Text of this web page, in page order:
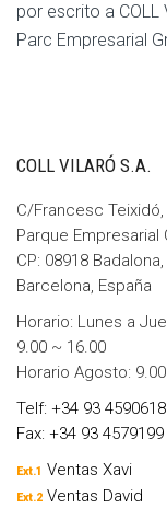
por escrito a COLL
Parc Empresarial
COLL VILARÓ S.A.
C/Francesc Teixidó,
Parque Empresarial
CP: 08918 Badalona,
Barcelona, España
Horario: Lunes a
9.00 ~ 16.00
Horario Agosto:
Telf: +34 93 4590618
Fax: +34 93 4579199
Ext.1 Ventas Xavi
Ext.2 Ventas David